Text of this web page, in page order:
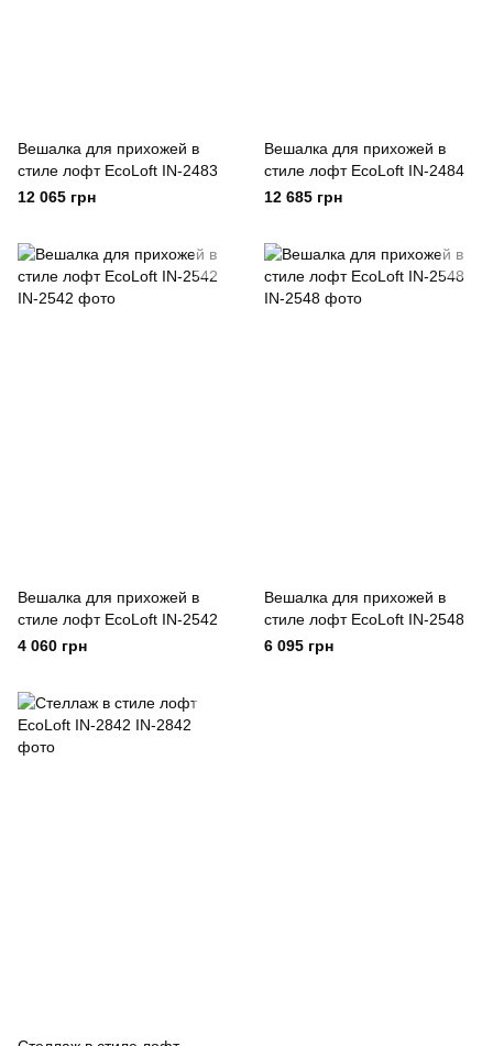
Вешалка для прихожей в
стиле лофт EcoLoft IN-2483
12 065 грн
Вешалка для прихожей в
стиле лофт EcoLoft IN-2484
12 685 грн
Вешалка для прихожей в
стиле лофт EcoLoft IN-2542
4 060 грн
Вешалка для прихожей в
стиле лофт EcoLoft IN-2548
6 095 грн